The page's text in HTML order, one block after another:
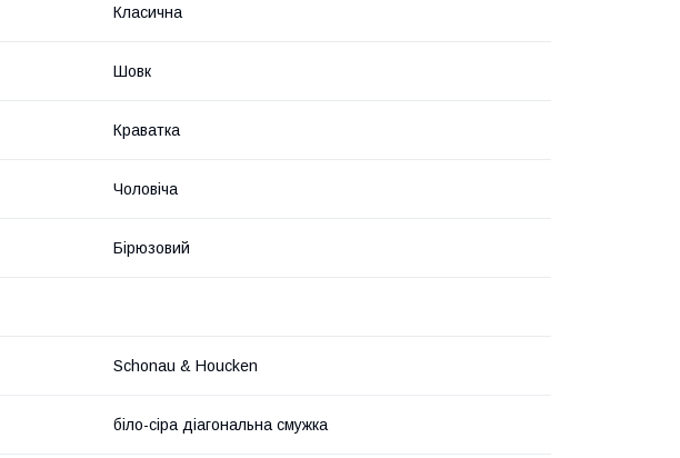
Класична
Шовк
Краватка
Чоловіча
Бірюзовий
Schonau & Houcken
біло-сіра діагональна смужка